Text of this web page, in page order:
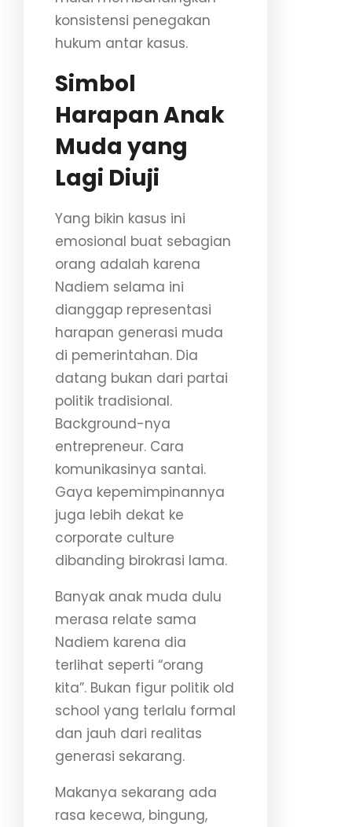
konsistensi penegakan
hukum antar kasus.
Simbol
Harapan Anak
Muda yang
Lagi Diuji
Yang bikin kasus ini
emosional buat sebagian
orang adalah karena
Nadiem selama ini
dianggap representasi
harapan generasi muda
di pemerintahan. Dia
datang bukan dari partai
politik tradisional.
Background-nya
entrepreneur. Cara
komunikasinya santai.
Gaya kepemimpinannya
juga lebih dekat ke
corporate culture
dibanding birokrasi lama.
Banyak anak muda dulu
merasa relate sama
Nadiem karena dia
terlihat seperti “orang
kita”. Bukan figur politik old
school yang terlalu formal
dan jauh dari realitas
generasi sekarang.
Makanya sekarang ada
rasa kecewa, bingung,